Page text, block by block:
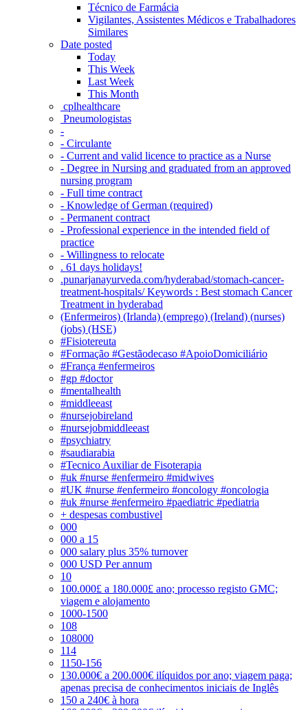
Técnico de Farmácia
Vigilantes, Assistentes Médicos e Trabalhadores
Similares
Date posted
Today
This Week
Last Week
This Month
‎ cplhealthcare‬
Pneumologistas
-
- Circulante
- Current and valid licence to practice as a Nurse
- Degree in Nursing and graduated from an approved
nursing program
- Full time contract
- Knowledge of German (required)
- Permanent contract
- Professional experience in the intended field of
practice
- Willingness to relocate
. 61 days holidays!
.punarjanayurveda.com/hyderabad/stomach-cancer-
treatment-hospitals/ Keywords : Best stomach Cancer
Treatment in hyderabad
(Enfermeiros) (Irlanda) (emprego) (Ireland) (nurses)
(jobs) (HSE)
#Fisiotereuta
#Formação #Gestãodecaso #ApoioDomiciliário
#França #enfermeiros
#gp #doctor
#mentalhealth
#middleeast
#nursejobireland
#nursejobmiddleeast
#psychiatry
#saudiarabia
#Tecnico Auxiliar de Fisoterapia
#uk #nurse #enfermeiro #midwives
#UK #nurse #enfermeiro #oncology #oncologia
#uk #nurse #enfermeiro #paediatric #pediatria
+ despesas combustivel
000
000 a 15
000 salary plus 35% turnover
000 USD Per annum
10
100.000£ a 180.000£ ano; processo registo GMC;
viagem e alojamento
1000-1500
108
108000
114
1150-156
130.000€ a 200.000€ ilíquidos por ano; viagem paga;
apenas precisa de conhecimentos iniciais de Inglês
150 a 240€ à hora